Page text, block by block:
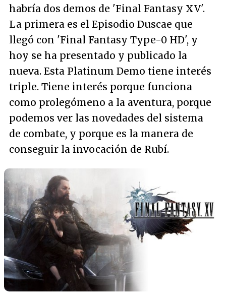
habría dos demos de 'Final Fantasy XV'.
La primera es el Episodio Duscae que
llegó con 'Final Fantasy Type-0 HD', y
hoy se ha presentado y publicado la
nueva. Esta Platinum Demo tiene interés
triple. Tiene interés porque funciona
como prolegómeno a la aventura, porque
podemos ver las novedades del sistema
de combate, y porque es la manera de
conseguir la invocación de Rubí.